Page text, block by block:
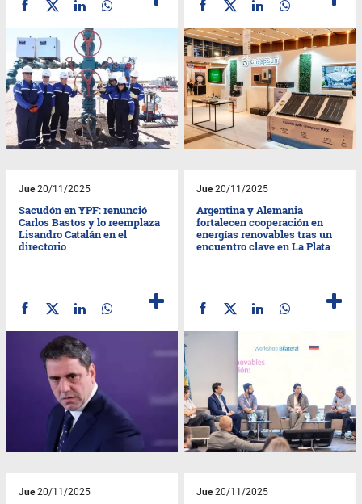
Jue20/11/2025
Sacudón en YPF: renunció
Carlos Bastos y lo reemplaza
Lisandro Catalán en el
directorio
Jue20/11/2025
Argentina y Alemania
fortalecen cooperación en
energías renovables tras un
encuentro clave en La Plata
Jue20/11/2025 Jue20/11/2025